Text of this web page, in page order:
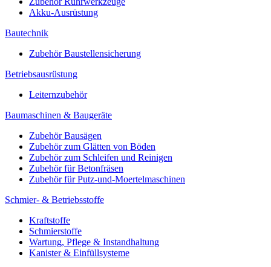
Akku-Ausrüstung
Bautechnik
Zubehör Baustellensicherung
Betriebsausrüstung
Leiternzubehör
Baumaschinen & Baugeräte
Zubehör Bausägen
Zubehör zum Glätten von Böden
Zubehör zum Schleifen und Reinigen
Zubehör für Betonfräsen
Zubehör für Putz-und-Moertelmaschinen
Schmier- & Betriebsstoffe
Kraftstoffe
Schmierstoffe
Wartung, Pflege & Instandhaltung
Kanister & Einfüllsysteme